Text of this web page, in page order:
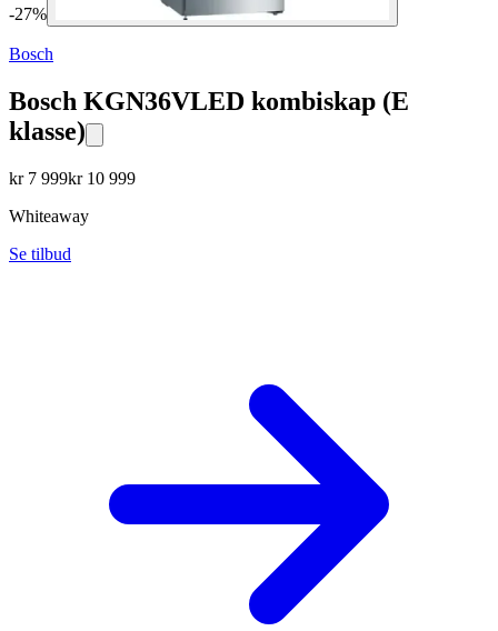
-27%
Bosch
Bosch KGN36VLED kombiskap (E
klasse)
kr 7 999kr 10 999
Whiteaway
Se tilbud